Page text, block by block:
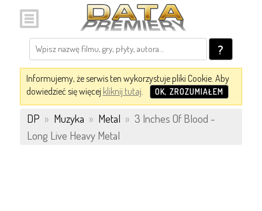
?
Informujemy, że serwis ten wykorzystuje pliki Cookie. Aby
dowiedzieć się więcej kliknij tutaj. OK, ZROZUMIAŁEM
DP » Muzyka » Metal » 3 Inches Of Blood -
Long Live Heavy Metal